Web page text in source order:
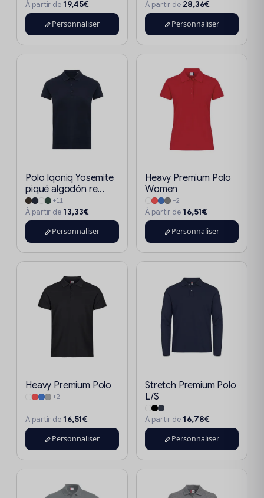
À partir de 19,45€
Personnaliser
À partir de 28,36€
Personnaliser
Polo Iqoniq Yosemite
piqué algodón re...
+11
À partir de 13,33€
Personnaliser
Heavy Premium Polo
Women
+2
À partir de 16,51€
Personnaliser
Heavy Premium Polo
+2
À partir de 16,51€
Personnaliser
Stretch Premium Polo
L/S
À partir de 16,78€
Personnaliser